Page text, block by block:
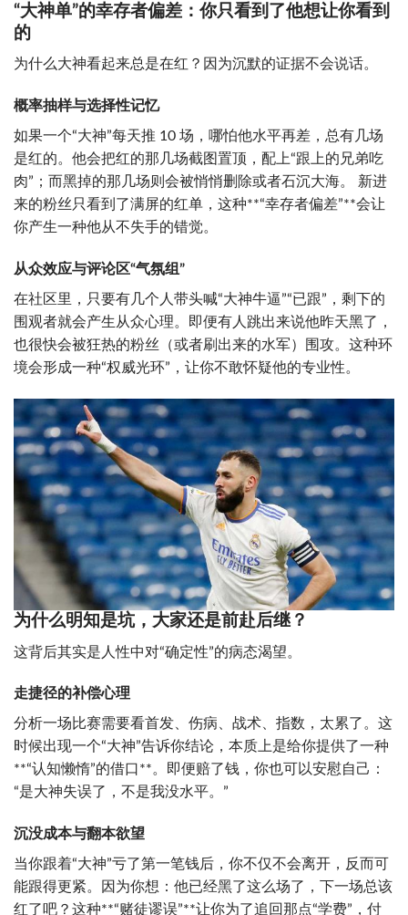
“大神单”的幸存者偏差：你只看到了他想让你看到
的
为什么大神看起来总是在红？因为沉默的证据不会说话。
概率抽样与选择性记忆
如果一个“大神”每天推 10 场，哪怕他水平再差，总有几场
是红的。他会把红的那几场截图置顶，配上“跟上的兄弟吃
肉”；而黑掉的那几场则会被悄悄删除或者石沉大海。 新进
来的粉丝只看到了满屏的红单，这种**“幸存者偏差”**会让
你产生一种他从不失手的错觉。
从众效应与评论区“气氛组”
在社区里，只要有几个人带头喊“大神牛逼”“已跟”，剩下的
围观者就会产生从众心理。即便有人跳出来说他昨天黑了，
也很快会被狂热的粉丝（或者刷出来的水军）围攻。这种环
境会形成一种“权威光环”，让你不敢怀疑他的专业性。
为什么明知是坑，大家还是前赴后继？
这背后其实是人性中对“确定性”的病态渴望。
走捷径的补偿心理
分析一场比赛需要看首发、伤病、战术、指数，太累了。这
时候出现一个“大神”告诉你结论，本质上是给你提供了一种
**“认知懒惰”的借口**。即便赔了钱，你也可以安慰自己：
“是大神失误了，不是我没水平。”
沉没成本与翻本欲望
当你跟着“大神”亏了第一笔钱后，你不仅不会离开，反而可
能跟得更紧。因为你想：他已经黑了这么场了，下一场总该
红了吧？这种**“赌徒谬误”**让你为了追回那点“学费”，付